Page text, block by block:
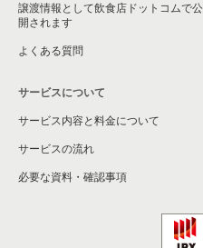
譲渡情報として飲食店ドットコムで公
開されます
よくある質問
サービスについて
サービス内容と料金について
サービスの流れ
必要な資料・確認事項